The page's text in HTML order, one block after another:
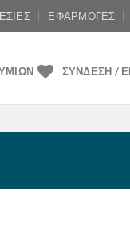
ΕΦΑΡΜΟΓΈΣ
ΣΎΝΔΕΣΗ /